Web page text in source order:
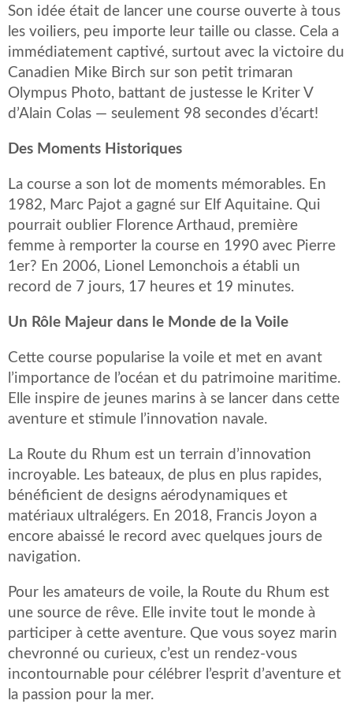
Son idée était de lancer une course ouverte à tous
les voiliers, peu importe leur taille ou classe. Cela a
immédiatement captivé, surtout avec la victoire du
Canadien Mike Birch sur son petit trimaran
Olympus Photo, battant de justesse le Kriter V
d’Alain Colas — seulement 98 secondes d’écart!
Des Moments Historiques
La course a son lot de moments mémorables. En
1982, Marc Pajot a gagné sur Elf Aquitaine. Qui
pourrait oublier Florence Arthaud, première
femme à remporter la course en 1990 avec Pierre
1er? En 2006, Lionel Lemonchois a établi un
record de 7 jours, 17 heures et 19 minutes.
Un Rôle Majeur dans le Monde de la Voile
Cette course popularise la voile et met en avant
l’importance de l’océan et du patrimoine maritime.
Elle inspire de jeunes marins à se lancer dans cette
aventure et stimule l’innovation navale.
La Route du Rhum est un terrain d’innovation
incroyable. Les bateaux, de plus en plus rapides,
bénéficient de designs aérodynamiques et
matériaux ultralégers. En 2018, Francis Joyon a
encore abaissé le record avec quelques jours de
navigation.
Pour les amateurs de voile, la Route du Rhum est
une source de rêve. Elle invite tout le monde à
participer à cette aventure. Que vous soyez marin
chevronné ou curieux, c’est un rendez-vous
incontournable pour célébrer l’esprit d’aventure et
la passion pour la mer.